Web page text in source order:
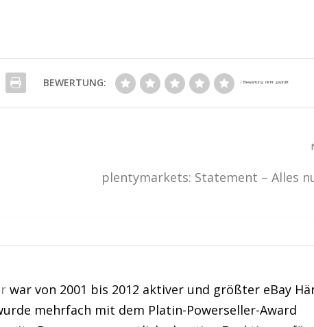
BEWERTUNG:
plentymarkets: Statement – Alles
war von 2001 bis 2012 aktiver und größter eBay
mehrfach mit dem Platin-Powerseller-Award